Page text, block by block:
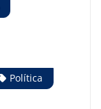
Política